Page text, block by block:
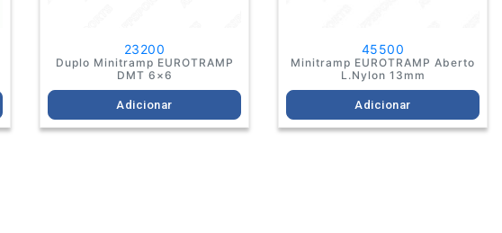
23200
Duplo Minitramp EUROTRAMP
DMT 6×6
Adicionar
45500
Minitramp EUROTRAMP Aberto
L.Nylon 13mm
Adicionar